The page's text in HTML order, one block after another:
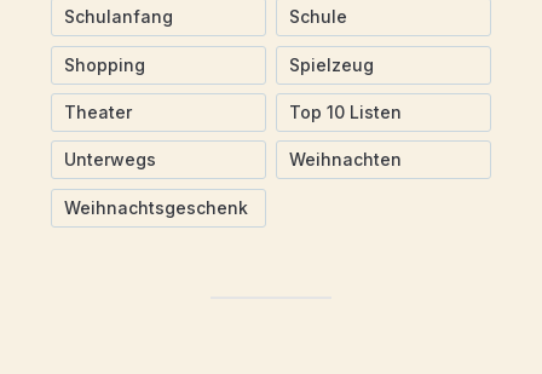
Schulanfang Schule
Shopping Spielzeug
Theater Top 10 Listen
Unterwegs Weihnachten
Weihnachtsgeschenk